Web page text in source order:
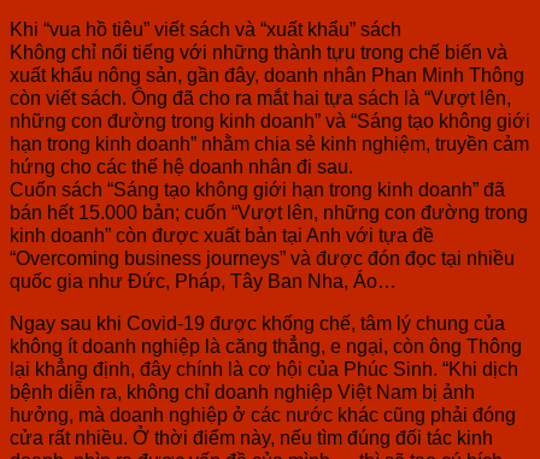
Khi “vua hồ tiêu” viết sách và “xuất khẩu” sách
Không chỉ nổi tiếng với những thành tựu trong chế biến và
xuất khẩu nông sản, gần đây, doanh nhân Phan Minh Thông
còn viết sách. Ông đã cho ra mắt hai tựa sách là “Vượt lên,
những con đường trong kinh doanh” và “Sáng tạo không giới
hạn trong kinh doanh” nhằm chia sẻ kinh nghiệm, truyền cảm
hứng cho các thế hệ doanh nhân đi sau.
Cuốn sách “Sáng tạo không giới hạn trong kinh doanh” đã
bán hết 15.000 bản; cuốn “Vượt lên, những con đường trong
kinh doanh” còn được xuất bản tại Anh với tựa đề
“Overcoming business journeys” và được đón đọc tại nhiều
quốc gia như Đức, Pháp, Tây Ban Nha, Áo…
Ngay sau khi Covid-19 được khống chế, tâm lý chung của
không ít doanh nghiệp là căng thẳng, e ngại, còn ông Thông
lại khẳng định, đây chính là cơ hội của Phúc Sinh. “Khi dịch
bệnh diễn ra, không chỉ doanh nghiệp Việt Nam bị ảnh
hưởng, mà doanh nghiệp ở các nước khác cũng phải đóng
cửa rất nhiều. Ở thời điểm này, nếu tìm đúng đối tác kinh